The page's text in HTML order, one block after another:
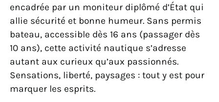
encadrée par un moniteur diplômé d’État qui
allie sécurité et bonne humeur. Sans permis
bateau, accessible dès 16 ans (passager dès
10 ans), cette activité nautique s’adresse
autant aux curieux qu’aux passionnés.
Sensations, liberté, paysages : tout y est pour
marquer les esprits.